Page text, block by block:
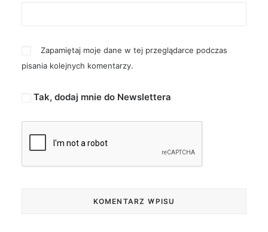
Zapamiętaj moje dane w tej przeglądarce podczas
pisania kolejnych komentarzy.
Tak, dodaj mnie do Newslettera